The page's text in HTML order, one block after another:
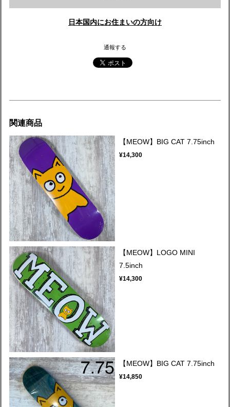
日本国内にお住まいの方向け
通報する
関連商品
【MEOW】BIG CAT 7.75inch
¥14,300
【MEOW】LOGO MINI
7.5inch
¥14,300
【MEOW】BIG CAT 7.75inch
¥14,850